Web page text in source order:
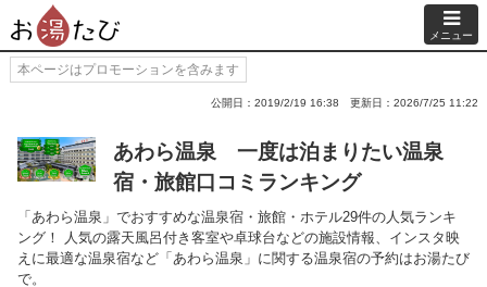
メニュー
本ページはプロモーションを含みます
公開日：2019/2/19 16:38 更新日：2026/7/25 11:22
あわら温泉 一度は泊まりたい温泉
宿・旅館口コミランキング
「あわら温泉」でおすすめな温泉宿・旅館・ホテル29件の人気ランキ
ング！ 人気の露天風呂付き客室や卓球台などの施設情報、インスタ映
えに最適な温泉宿など「あわら温泉」に関する温泉宿の予約はお湯たび
で。